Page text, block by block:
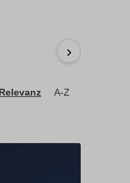
›
Relevanz A-Z